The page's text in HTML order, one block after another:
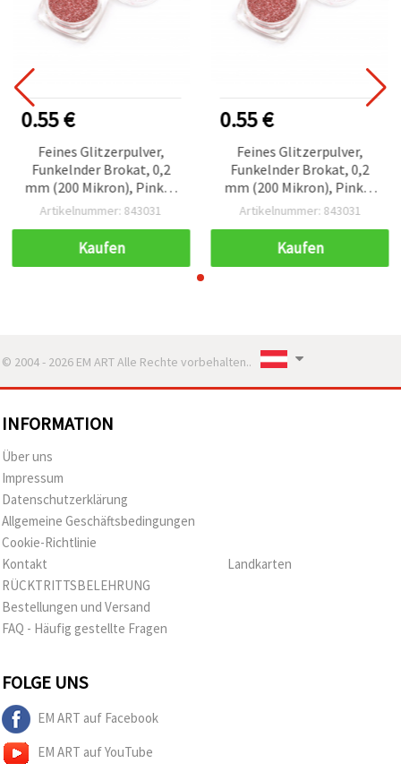
0.55 €
Feines Glitzerpulver,
Funkelnder Brokat, 0,2
mm (200 Mikron), Pink, 3
ml (ca. 3 g), für Basteln &
Artikelnummer: 843031
Kaufen
0.55 €
Feines Glitzerpulver,
Funkelnder Brokat, 0,2
mm (200 Mikron), Pink, 3
ml (ca. 3 g), für Basteln &
Artikelnummer: 843031
Kaufen
© 2004 - 2026 EM ART Alle Rechte vorbehalten..
INFORMATION
Über uns
Impressum
Datenschutzerklärung
Allgemeine Geschäftsbedingungen
Cookie-Richtlinie
Kontakt
RÜCKTRITTSBELEHRUNG
Bestellungen und Versand
FAQ - Häufig gestellte Fragen
Landkarten
FOLGE UNS
EM ART auf Facebook
EM ART auf YouTube